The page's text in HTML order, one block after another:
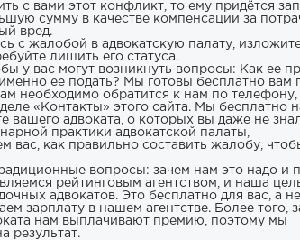
с вами этот конфликт, то ему придётся
сумму в качестве компенсации за
вред.
с жалобой в адвокатскую палату,
лишить его статуса.
у вас могут возникнуть вопросы: Как ее
ее подать? Мы готовы бесплатно вам
необходимо обратится к нам по телефону,
«Контакты» этого сайта. Мы бесплатно
вашего адвоката, о которых вы даже не
практики адвокатской палаты,
вас, как правильно составить жалобу,
вопросы: зачем нам это надо и
рейтинговым агентством, и наша
адвокатов. Это бесплатно для вас, а не
зарплату в нашем агентстве. Более того,
нам выплачивают премию, поэтому мы
результат.